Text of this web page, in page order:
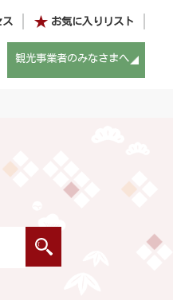
ス お気に入りリスト
観光事業者のみなさまへ